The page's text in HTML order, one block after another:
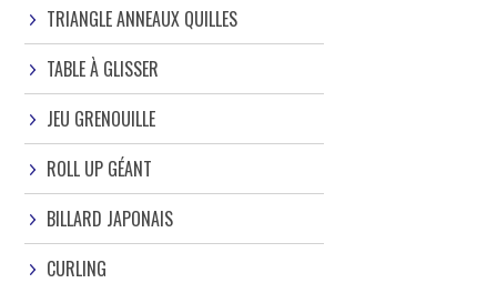
TRIANGLE ANNEAUX QUILLES
TABLE À GLISSER
JEU GRENOUILLE
ROLL UP GÉANT
BILLARD JAPONAIS
CURLING